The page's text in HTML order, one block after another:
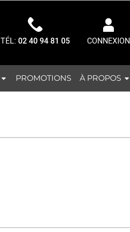
TÉL:02 40 94 81 05 CONNEXION
PROMOTIONS À PROPOS